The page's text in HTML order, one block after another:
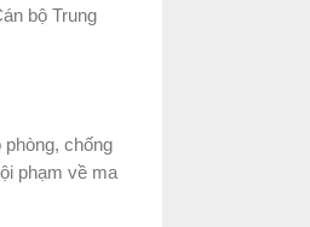
bộ Trung
chống
phạm về ma